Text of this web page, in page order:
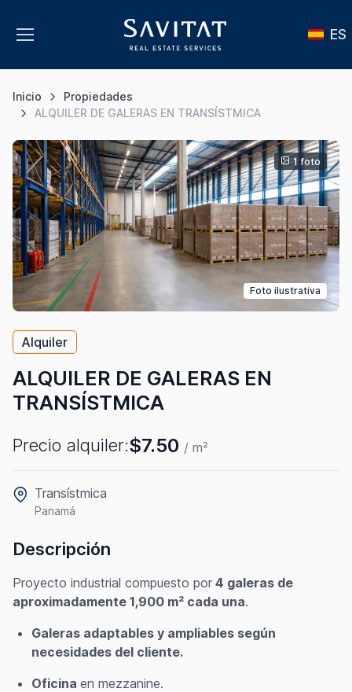
ES
Inicio
Propiedades
ALQUILER DE GALERAS EN TRANSÍSTMICA
Foto ilustrativa
1 foto
Alquiler
ALQUILER DE GALERAS EN
TRANSÍSTMICA
Precio alquiler:$7.50 / m²
Transístmica
Panamá
Descripción
Proyecto industrial compuesto por 4 galeras de
aproximadamente 1,900 m² cada una.
Galeras adaptables y ampliables según
necesidades del cliente.
Oficina en mezzanine.